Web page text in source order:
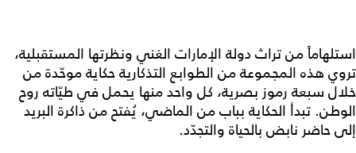
استلهاماً من تراث دولة الإمارات الغني ونظرتها المستقبلية،
تروي هذه المجموعة من الطوابع التذكارية حكاية موحّدة من
خلال سبعة رموز بصرية، كل واحد منها يحمل في طيّاته روح
الوطن. تبدأ الحكاية بباب من الماضي، يُفتح من ذاكرة البريد
إلى حاضر نابض بالحياة والتجدّد.